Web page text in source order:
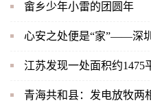
畲乡少年小雷的团圆年
心安之处便是“家”——深
江苏发现一处面积约1475
青海共和县：发电放牧两